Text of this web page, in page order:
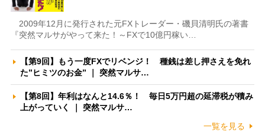
2009年12月に発行された元FXトレーダー・磯貝清明氏の著書
『突然マルサがやって来た！～FXで10億円稼い…
【第9回】もう一度FXでリベンジ！ 種銭は差し押さえを免れ
た”ヒミツのお金” ｜ 突然マルサ…
【第8回】年利はなんと14.6％！ 毎日5万円超の延滞税が積み
上がっていく ｜ 突然マルサ…
一覧を見る